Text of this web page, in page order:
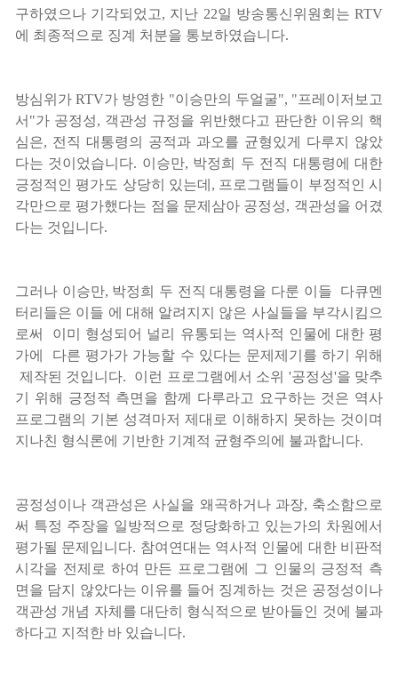
구하였으나 기각되었고, 지난 22일 방송통신위원회는 RTV
에 최종적으로 징계 처분을 통보하였습니다.
방심위가 RTV가 방영한 "이승만의 두얼굴", "프레이저보고
서"가 공정성, 객관성 규정을 위반했다고 판단한 이유의 핵
심은, 전직 대통령의 공적과 과오를 균형있게 다루지 않았
다는 것이었습니다. 이승만, 박정희 두 전직 대통령에 대한
긍정적인 평가도 상당히 있는데, 프로그램들이 부정적인 시
각만으로 평가했다는 점을 문제삼아 공정성, 객관성을 어겼
다는 것입니다.
그러나 이승만, 박정희 두 전직 대통령을 다룬 이들 다큐멘
터리들은 이들 에 대해 알려지지 않은 사실들을 부각시킴으
로써 이미 형성되어 널리 유통되는 역사적 인물에 대한 평
가에 다른 평가가 가능할 수 있다는 문제제기를 하기 위해
제작된 것입니다. 이런 프로그램에서 소위 '공정성'을 맞추
기 위해 긍정적 측면을 함께 다루라고 요구하는 것은 역사
프로그램의 기본 성격마저 제대로 이해하지 못하는 것이며
지나친 형식론에 기반한 기계적 균형주의에 불과합니다.
공정성이나 객관성은 사실을 왜곡하거나 과장, 축소함으로
써 특정 주장을 일방적으로 정당화하고 있는가의 차원에서
평가될 문제입니다. 참여연대는 역사적 인물에 대한 비판적
시각을 전제로 하여 만든 프로그램에 그 인물의 긍정적 측
면을 담지 않았다는 이유를 들어 징계하는 것은 공정성이나
객관성 개념 자체를 대단히 형식적으로 받아들인 것에 불과
하다고 지적한 바 있습니다.